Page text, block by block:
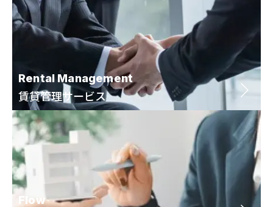
Rental Management
賃貸管理サービス
Flow